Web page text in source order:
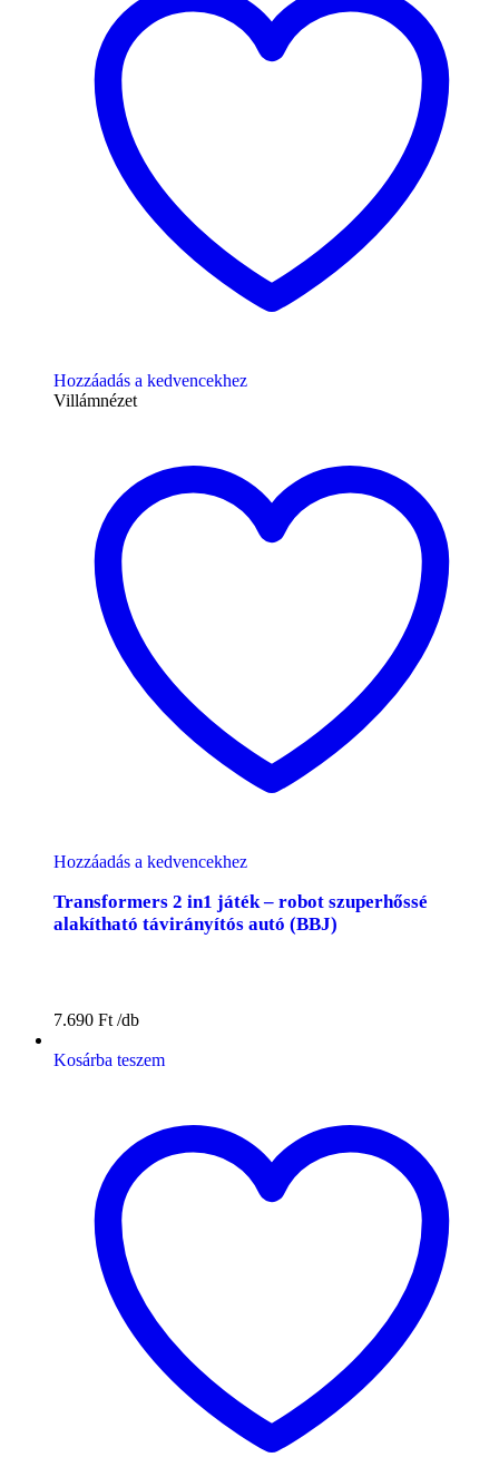
Hozzáadás a kedvencekhez
Villámnézet
Hozzáadás a kedvencekhez
Transformers 2 in1 játék – robot szuperhőssé
alakítható távirányítós autó (BBJ)
7.690 Ft
Kosárba teszem